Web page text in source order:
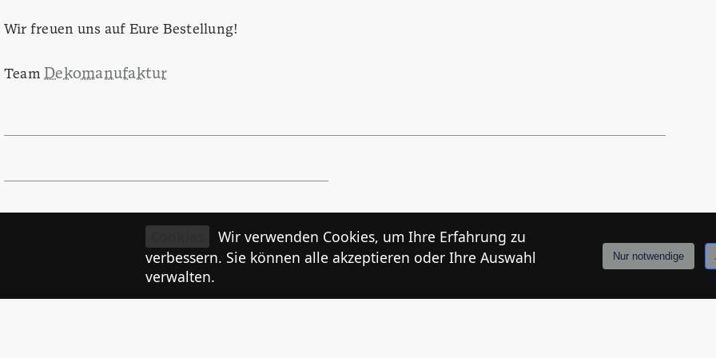
Wir freuen uns auf Eure Bestellung!
TeamDekomanufaktur
Beitragsnavigation
NÄCHSTER BEITRAG:
Wir verwenden Cookies, um Ihre Erfahrung zu
verbessern. Sie können alle akzeptieren oder Ihre Auswahl
verwalten.
Nur notwendige